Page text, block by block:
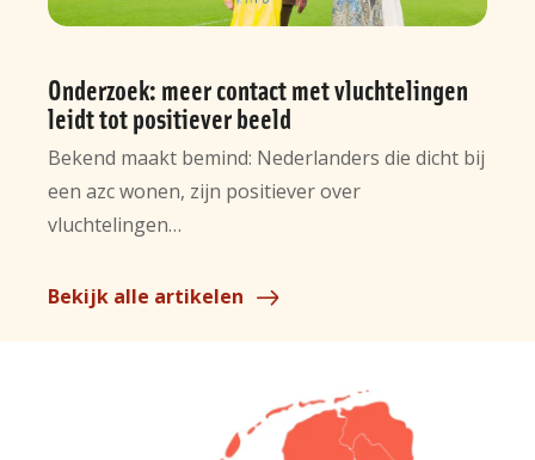
Onderzoek: meer contact met vluchtelingen
leidt tot positiever beeld
Bekend maakt bemind: Nederlanders die dicht bij
een azc wonen, zijn positiever over
vluchtelingen…
Bekijk alle artikelen